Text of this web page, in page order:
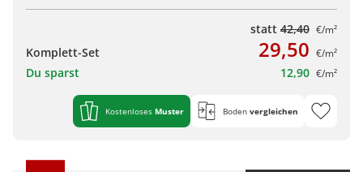
statt 42,40 €/m²
Komplett-Set 29,50 €/m²
Du sparst 12,90 €/m²
Kostenloses Muster Boden vergleichen